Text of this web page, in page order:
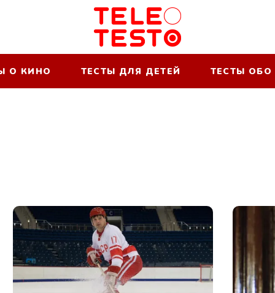
О КИНО ТЕСТЫ ДЛЯ ДЕТЕЙ ТЕСТЫ ОБО